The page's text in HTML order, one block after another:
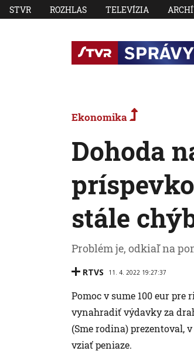
STVR ROZHLAS TELEVÍZIA
Ekonomika
Dohoda
stále
Problém je, odkiaľ na
RTVS 11. 4. 2022 19:27:37
Pomoc v sume 100 eur
vynahradiť výdavky za
(Sme rodina) prezentoval,
vziať peniaze.